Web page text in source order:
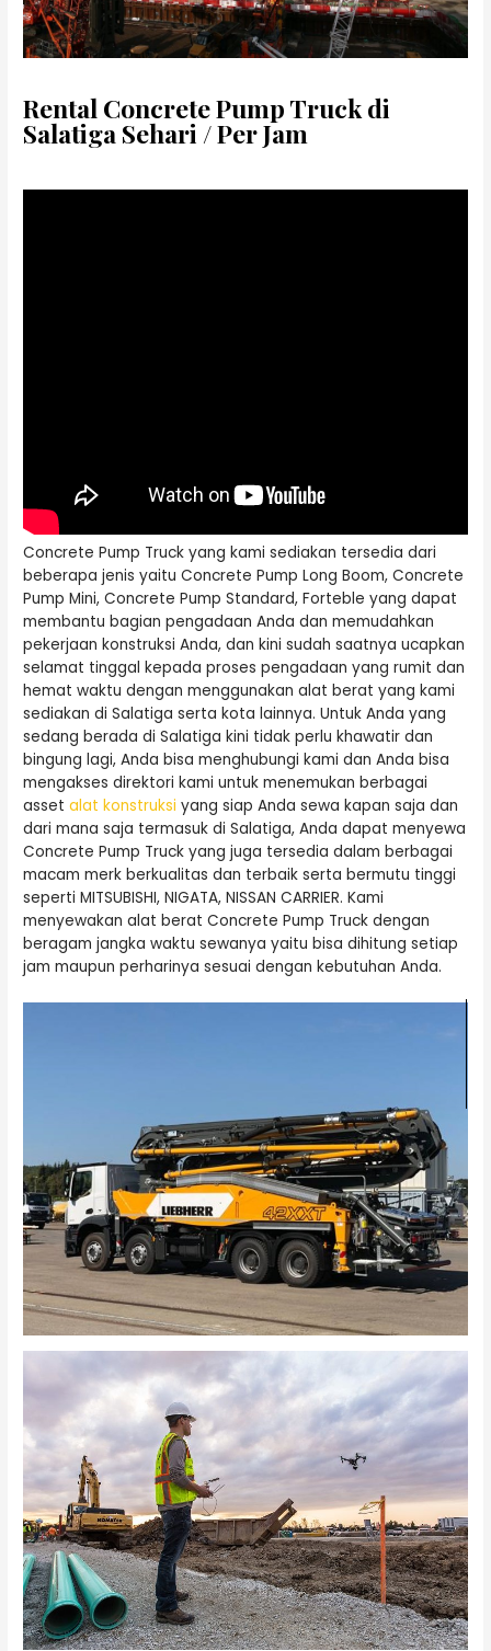
Rental Concrete Pump Truck di
Salatiga Sehari / Per Jam
Concrete Pump Truck yang kami sediakan tersedia dari
beberapa jenis yaitu Concrete Pump Long Boom, Concrete
Pump Mini, Concrete Pump Standard, Forteble yang dapat
membantu bagian pengadaan Anda dan memudahkan
pekerjaan konstruksi Anda, dan kini sudah saatnya ucapkan
selamat tinggal kepada proses pengadaan yang rumit dan
hemat waktu dengan menggunakan alat berat yang kami
sediakan di Salatiga serta kota lainnya. Untuk Anda yang
sedang berada di Salatiga kini tidak perlu khawatir dan
bingung lagi, Anda bisa menghubungi kami dan Anda bisa
mengakses direktori kami untuk menemukan berbagai
assetalat konstruksi yang siap Anda sewa kapan saja dan
dari mana saja termasuk di Salatiga, Anda dapat menyewa
Concrete Pump Truck yang juga tersedia dalam berbagai
macam merk berkualitas dan terbaik serta bermutu tinggi
seperti MITSUBISHI, NIGATA, NISSAN CARRIER. Kami
menyewakan alat berat Concrete Pump Truck dengan
beragam jangka waktu sewanya yaitu bisa dihitung setiap
jam maupun perharinya sesuai dengan kebutuhan Anda.